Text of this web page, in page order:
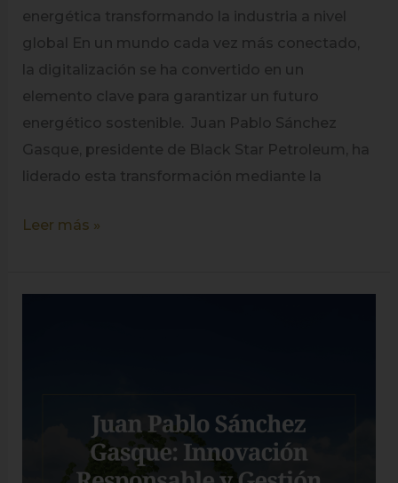
energética transformando la industria a nivel
global En un mundo cada vez más conectado,
la digitalización se ha convertido en un
elemento clave para garantizar un futuro
energético sostenible. Juan Pablo Sánchez
Gasque, presidente de Black Star Petroleum, ha
liderado esta transformación mediante la
Leer más »
Innovación
Responsable